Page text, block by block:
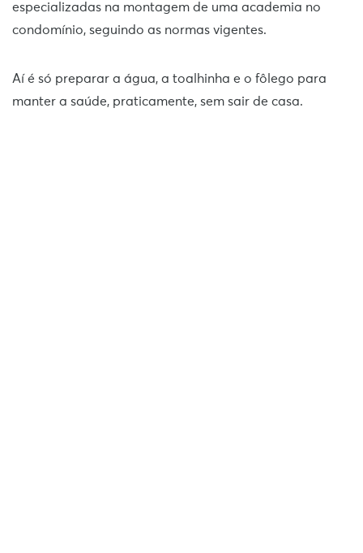
especializadas na montagem de uma academia no
condomínio, seguindo as normas vigentes.
Aí é só preparar a água, a toalhinha e o fôlego para
manter a saúde, praticamente, sem sair de casa.